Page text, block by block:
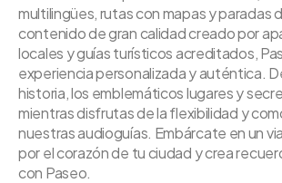
multilingües, rutas con mapas y paradas
contenido de gran calidad creado por
locales y guías turísticos acreditados,
experiencia personalizada y auténtica.
historia, los emblemáticos lugares y
mientras disfrutas de la flexibilidad y
nuestras audioguías. Embárcate en un
por el corazón de tu ciudad y crea
con Paseo.